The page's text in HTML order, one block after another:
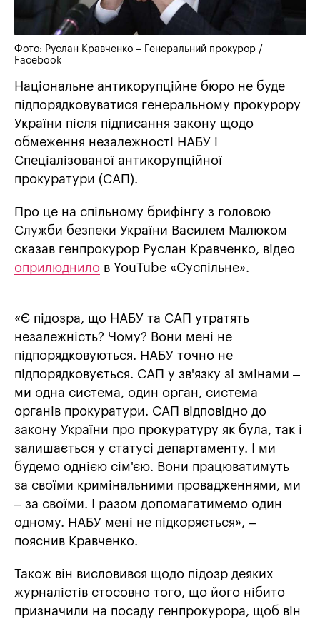
Фото: Руслан Кравченко – Генеральний прокурор /
Facebook
Національне антикорупційне бюро не буде
підпорядковуватися генеральному прокурору
України після підписання закону щодо
обмеження незалежності НАБУ і
Спеціалізованої антикорупційної
прокуратури (САП).
Про це на спільному брифінгу з головою
Служби безпеки України Василем Малюком
сказав генпрокурор Руслан Кравченко, відео
оприлюднило в YouTube «Суспільне».
«Є підозра, що НАБУ та САП утратять
незалежність? Чому? Вони мені не
підпорядковуються. НАБУ точно не
підпорядковується. САП у зв'язку зі змінами –
ми одна система, один орган, система
органів прокуратури. САП відповідно до
закону України про прокуратуру як була, так і
залишається у статусі департаменту. І ми
будемо однією сім'єю. Вони працюватимуть
за своїми кримінальними провадженнями, ми
– за своїми. І разом допомагатимемо один
одному. НАБУ мені не підкоряється», –
пояснив Кравченко.
Також він висловився щодо підозр деяких
журналістів стосовно того, що його нібито
призначили на посаду генпрокурора, щоб він